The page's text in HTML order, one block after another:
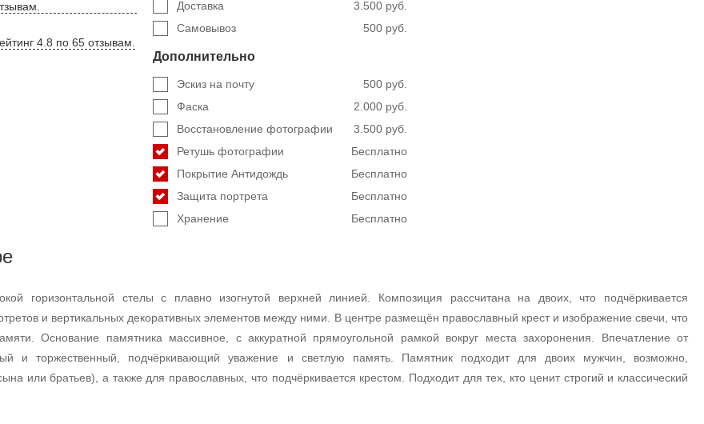
4.8 по 65 отзывам.
3.500 руб.
Доставка
500 руб.
Самовывоз
Дополнительно
500 руб.
Эскиз на почту
2.000 руб.
Фаска
3.500 руб.
Восстановление фотографии
Бесплатно
Ретушь фотографии
Бесплатно
Покрытие Антидождь
Бесплатно
Защита портрета
Бесплатно
Хранение
горизонтальной стелы с плавно изогнутой верхней линией. Композиция рассчитана на двоих, что подчёркивается
и вертикальных декоративных элементов между ними. В центре размещён православный крест и изображение свечи, что
Основание памятника массивное, с аккуратной прямоугольной рамкой вокруг места захоронения. Впечатление от
и торжественный, подчёркивающий уважение и светлую память. Памятник подходит для двоих мужчин, возможно,
или братьев), а также для православных, что подчёркивается крестом. Подходит для тех, кто ценит строгий и классический